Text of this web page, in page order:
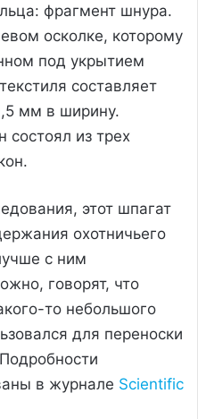
фрагмент шнура.
осколке, которому
под укрытием
составляет
мм в ширину.
состоял из трех
этот шпагат
охотничьего
с ним
говорят, что
то небольшого
для переноски
в журнале Scientific